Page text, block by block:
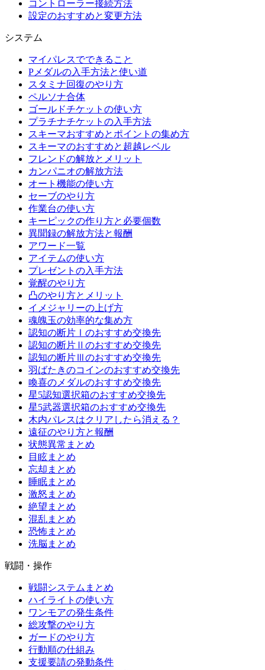
コントローラー接続方法
設定のおすすめと変更方法
システム
マイパレスでできること
Pメダルの入手方法と使い道
スタミナ回復のやり方
ペルソナ合体
ゴールドチケットの使い方
プラチナチケットの入手方法
スキーマおすすめとポイントの集め方
スキーマのおすすめと超越レベル
フレンドの解放とメリット
カンパニオの解放方法
オート機能の使い方
セーブのやり方
作業台の使い方
キーピックの作り方と必要個数
異聞録の解放方法と報酬
アワード一覧
アイテムの使い方
プレゼントの入手方法
覚醒のやり方
凸のやり方とメリット
イメジャリーの上げ方
魂魄玉の効率的な集め方
認知の断片Ⅰのおすすめ交換先
認知の断片Ⅱのおすすめ交換先
認知の断片Ⅲのおすすめ交換先
羽ばたきのコインのおすすめ交換先
喚喜のメダルのおすすめ交換先
星5認知選択箱のおすすめ交換先
星5武器選択箱のおすすめ交換先
木内パレスはクリアしたら消える？
遠征のやり方と報酬
状態異常まとめ
目眩まとめ
忘却まとめ
睡眠まとめ
激怒まとめ
絶望まとめ
混乱まとめ
恐怖まとめ
洗脳まとめ
戦闘・操作
戦闘システムまとめ
ハイライトの使い方
ワンモアの発生条件
総攻撃のやり方
ガードのやり方
行動順の仕組み
支援要請の発動条件